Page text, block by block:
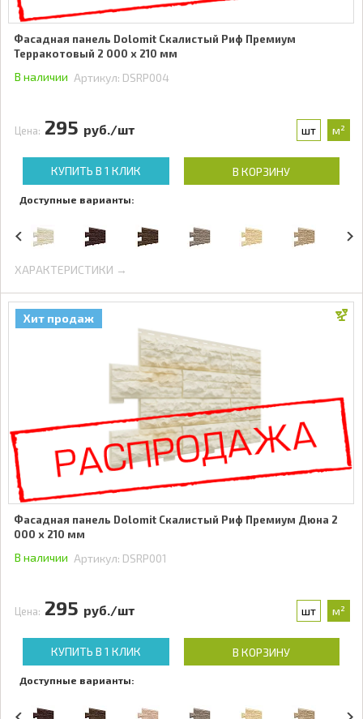
Фасадная панель Dolomit Скалистый Риф Премиум
Терракотовый 2 000 x 210 мм
В наличии Артикул: DSRP004
Цена: 295 руб./шт шт м²
КУПИТЬ В 1 КЛИК В КОРЗИНУ
Доступные варианты:
ХАРАКТЕРИСТИКИ →
Хит продаж
Фасадная панель Dolomit Скалистый Риф Премиум Дюна 2
000 x 210 мм
В наличии Артикул: DSRP001
Цена: 295 руб./шт шт м²
КУПИТЬ В 1 КЛИК В КОРЗИНУ
Доступные варианты: